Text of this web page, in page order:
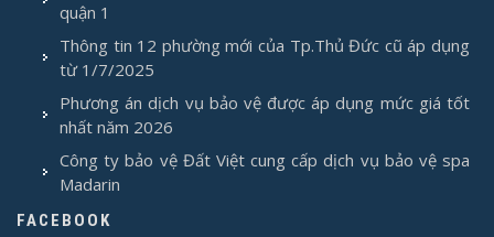
quận 1
Thông tin 12 phường mới của Tp.Thủ Đức cũ áp dụng
từ 1/7/2025
Phương án dịch vụ bảo vệ được áp dụng mức giá tốt
nhất năm 2026
Công ty bảo vệ Đất Việt cung cấp dịch vụ bảo vệ spa
Madarin
FACEBOOK